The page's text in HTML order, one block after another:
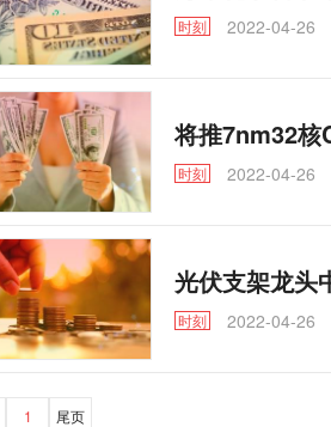
时刻 2022-04-26
将推7nm32核
时刻 2022-04-26
光伏支架龙头
时刻 2022-04-26
1 尾页